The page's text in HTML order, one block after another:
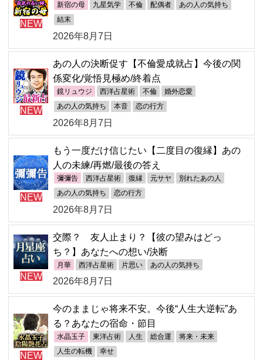
NEW
新宿の母 九星気学 不倫 配偶者 あの人の気持ち
結末
2026年8月7日
NEW
あの人の決断促す【不倫愛成就占】今後の関
係変化/覚悟見極め/終着点
鏡リュウジ 西洋占星術 不倫 婚外恋愛
あの人の気持ち 本音 恋の行方
2026年8月7日
NEW
もう一度だけ信じたい【二度目の復縁】あの
人の未練/再燃/最後の答え
彌彌告 西洋占星術 復縁 元サヤ 別れたあの人
あの人の気持ち 恋の行方
2026年8月7日
NEW
交際？ 友人止まり？【彼の望みはどっ
ち？】あなたへの想い/決断
月華 西洋占星術 片思い あの人の気持ち
2026年8月7日
NEW
今のままじゃ将来不安。今後“人生大逆転”あ
る？あなたの宿命・節目
水晶玉子 東洋占術 人生 総合運 将来・未来
人生の転機 幸せ